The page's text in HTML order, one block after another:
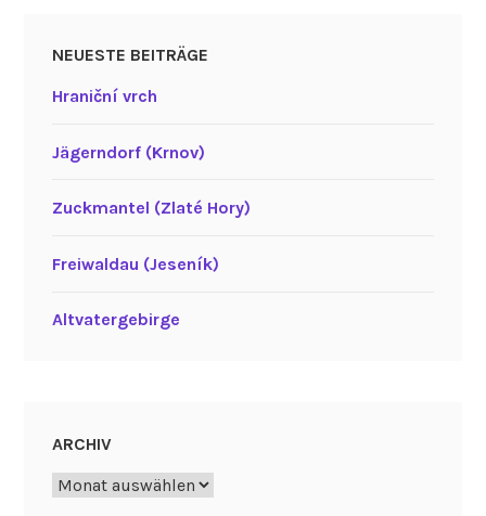
NEUESTE BEITRÄGE
Hraniční vrch
Jägerndorf (Krnov)
Zuckmantel (Zlaté Hory)
Freiwaldau (Jeseník)
Altvatergebirge
ARCHIV
Archiv